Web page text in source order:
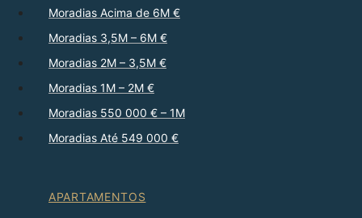
Moradias Acima de 6M €
Moradias 3,5M – 6M €
Moradias 2M – 3,5M €
Moradias 1M – 2M €
Moradias 550 000 € – 1M
Moradias Até 549 000 €
APARTAMENTOS